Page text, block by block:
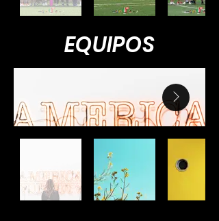
EQUIPOS